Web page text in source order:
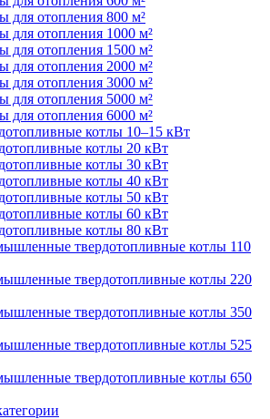
для отопления 800 м²
для отопления 1000 м²
для отопления 1500 м²
для отопления 2000 м²
для отопления 3000 м²
для отопления 5000 м²
для отопления 6000 м²
котлы 10–15 кВт
котлы 20 кВт
котлы 30 кВт
котлы 40 кВт
котлы 50 кВт
котлы 60 кВт
котлы 80 кВт
твердотопливные котлы 110
твердотопливные котлы 220
твердотопливные котлы 350
твердотопливные котлы 525
твердотопливные котлы 650